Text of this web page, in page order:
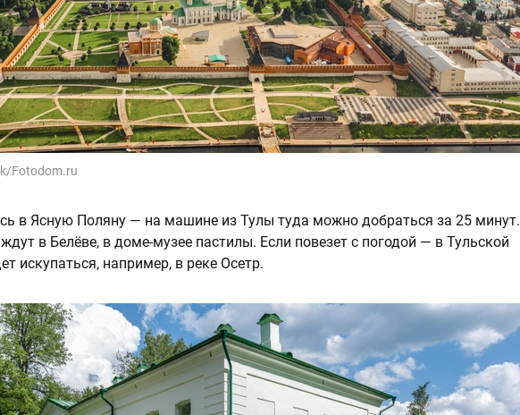
Fotodom.ru
в Ясную Поляну — на машине из Тулы туда можно добраться за 25 минут.
в Белёве, в доме-музее пастилы. Если повезет с погодой — в Тульской
искупаться, например, в реке Осетр.